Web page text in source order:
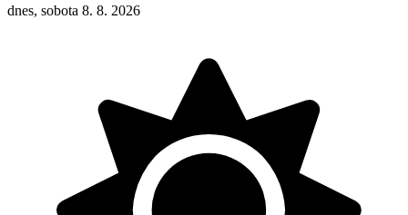
dnes, sobota 8. 8. 2026